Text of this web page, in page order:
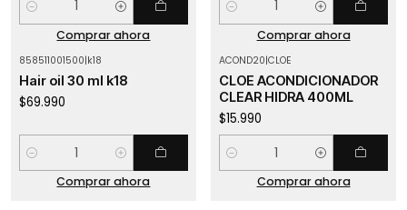
Cantidad
Comprar ahora
Cantidad
Comprar ahora
858511001500|k18
Hair oil 30 ml k18
$69.990
Cantidad
Comprar ahora
ACOND20|CLOE
CLOE ACONDICIONADOR
CLEAR HIDRA 400ML
$15.990
Cantidad
Comprar ahora